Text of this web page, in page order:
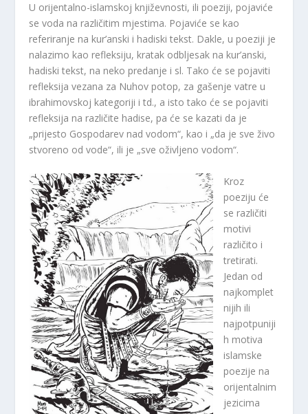
U orijentalno-islamskoj književnosti, ili poeziji, pojaviće
se voda na različitim mjestima. Pojaviće se kao
referiranje na kur’anski i hadiski tekst. Dakle, u poeziji je
nalazimo kao refleksiju, kratak odbljesak na kur’anski,
hadiski tekst, na neko predanje i sl. Tako će se pojaviti
refleksija vezana za Nuhov potop, za gašenje vatre u
ibrahimovskoj kategoriji i td., a isto tako će se pojaviti
refleksija na različite hadise, pa će se kazati da je
„prijesto Gospodarev nad vodom“, kao i „da je sve živo
stvoreno od vode“, ili je „sve oživljeno vodom“.
Kroz
poeziju će
se različiti
motivi
različito i
tretirati.
Jedan od
najkomplet
nijih ili
najpotpuniji
h motiva
islamske
poezije na
orijentalnim
jezicima